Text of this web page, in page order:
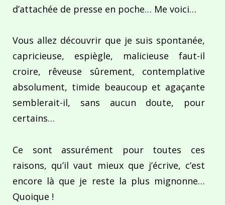
d’attachée de presse en poche… Me voici…
Vous allez découvrir que je suis spontanée,
capricieuse, espiègle, malicieuse faut-il
croire, rêveuse sûrement, contemplative
absolument, timide beaucoup et agaçante
semblerait-il, sans aucun doute, pour
certains…
Ce sont assurément pour toutes ces
raisons, qu’il vaut mieux que j’écrive, c’est
encore là que je reste la plus mignonne…
Quoique !